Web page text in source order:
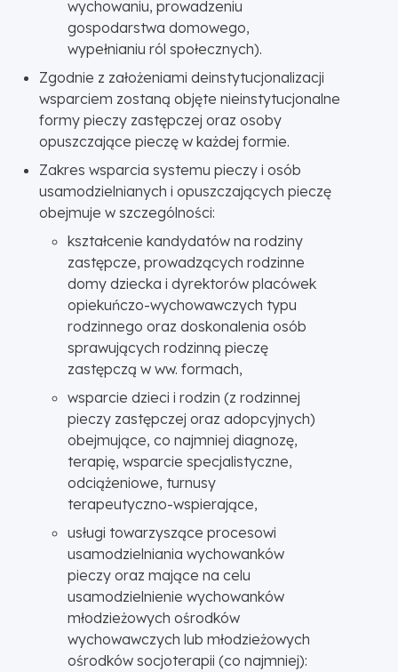
wychowaniu, prowadzeniu
gospodarstwa domowego,
wypełnianiu ról społecznych).
Zgodnie z założeniami deinstytucjonalizacji
wsparciem zostaną objęte nieinstytucjonalne
formy pieczy zastępczej oraz osoby
opuszczające pieczę w każdej formie.
Zakres wsparcia systemu pieczy i osób
usamodzielnianych i opuszczających pieczę
obejmuje w szczególności:
kształcenie kandydatów na rodziny
zastępcze, prowadzących rodzinne
domy dziecka i dyrektorów placówek
opiekuńczo-wychowawczych typu
rodzinnego oraz doskonalenia osób
sprawujących rodzinną pieczę
zastępczą w ww. formach,
wsparcie dzieci i rodzin (z rodzinnej
pieczy zastępczej oraz adopcyjnych)
obejmujące, co najmniej diagnozę,
terapię, wsparcie specjalistyczne,
odciążeniowe, turnusy
terapeutyczno-wspierające,
usługi towarzyszące procesowi
usamodzielniania wychowanków
pieczy oraz mające na celu
usamodzielnienie wychowanków
młodzieżowych ośrodków
wychowawczych lub młodzieżowych
ośrodków socjoterapii (co najmniej):